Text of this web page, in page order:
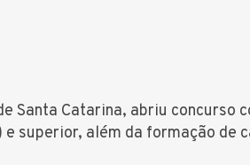
Santa Catarina, abriu concurso
superior, além da formação de